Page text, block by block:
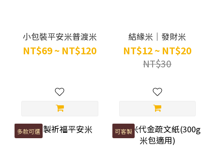
小包裝平安米普渡米
NT$69 ~ NT$120
結緣米｜發財米
NT$12 ~ NT$20
NT$30
多款可選 可客製